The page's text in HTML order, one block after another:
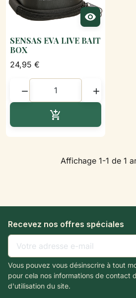

SENSAS EVA LIVE BAIT
BOX
24,95 €
 

Affichage 1-1 de 1
Recevez nos offres spéciales
Vous pouvez vous désinscrire à tout
pour cela nos informations de contact
d'utilisation du site.